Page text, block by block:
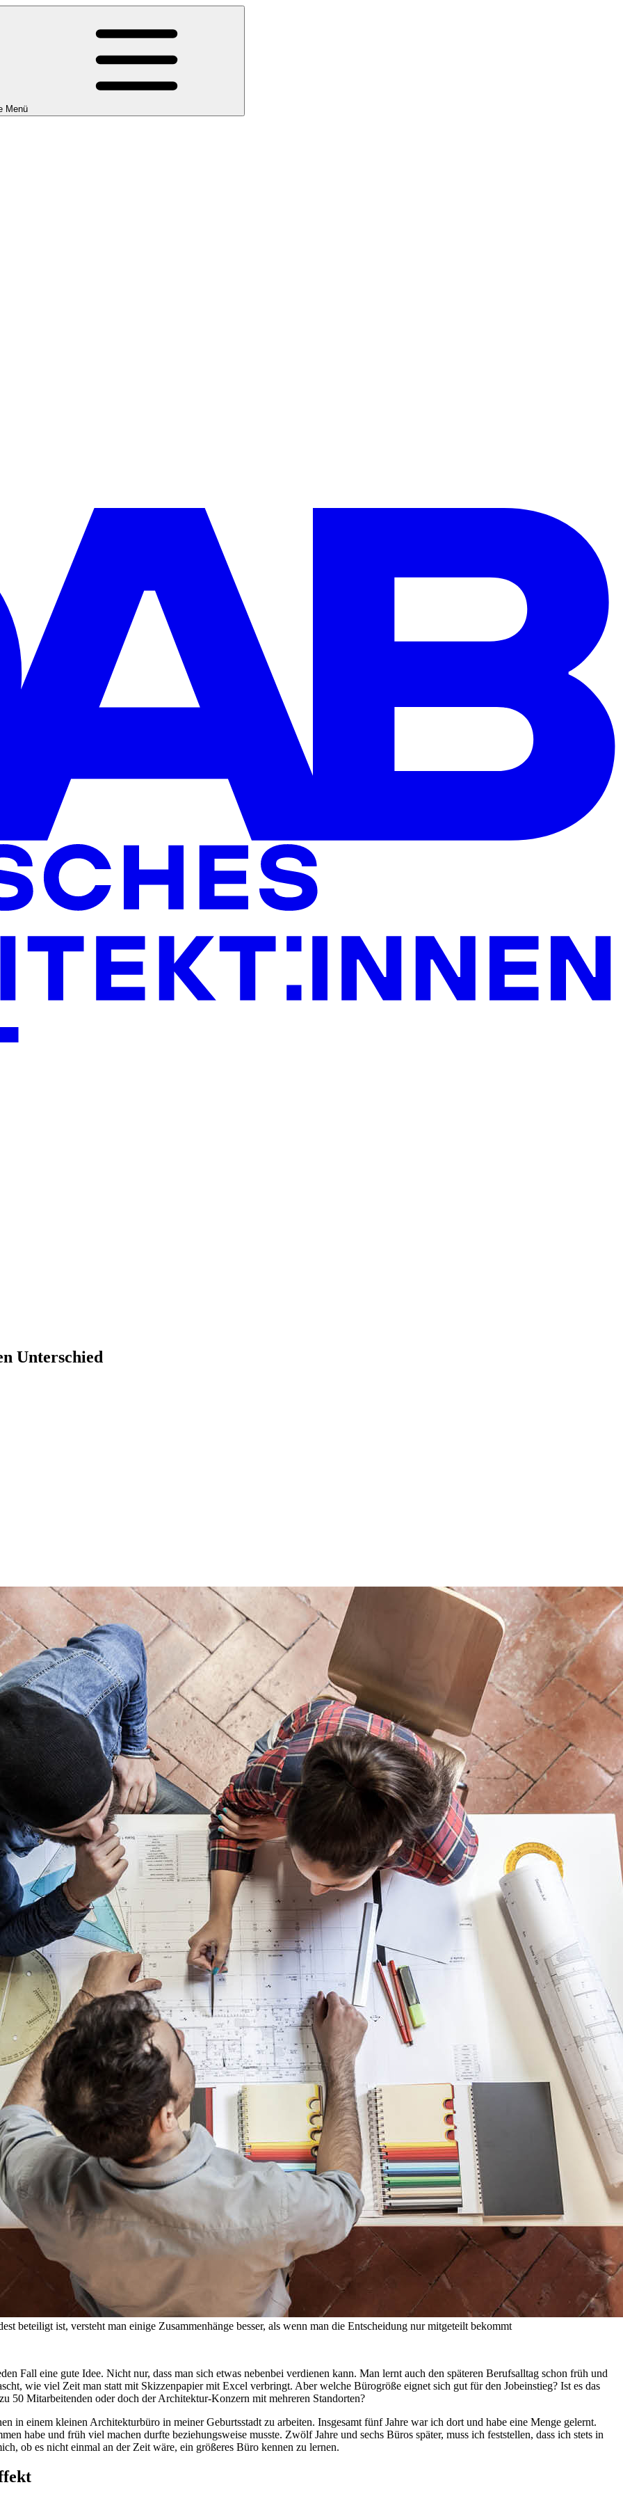
Menü
Unterschied
beteiligt ist, versteht man einige Zusammenhänge besser, als wenn man die Entscheidung nur mitgeteilt bekommt
Fall eine gute Idee. Nicht nur, dass man sich etwas nebenbei verdienen kann. Man lernt auch den späteren Berufsalltag schon früh und
wie viel Zeit man statt mit Skizzenpapier mit Excel verbringt. Aber welche Bürogröße eignet sich gut für den Jobeinstieg? Ist es das
50 Mitarbeitenden oder doch der Architektur-Konzern mit mehreren Standorten?
in einem kleinen Architekturbüro in meiner Geburtsstadt zu arbeiten. Insgesamt fünf Jahre war ich dort und habe eine Menge gelernt.
habe und früh viel machen durfte beziehungsweise musste. Zwölf Jahre und sechs Büros später, muss ich feststellen, dass ich stets in
ob es nicht einmal an der Zeit wäre, ein größeres Büro kennen zu lernen.